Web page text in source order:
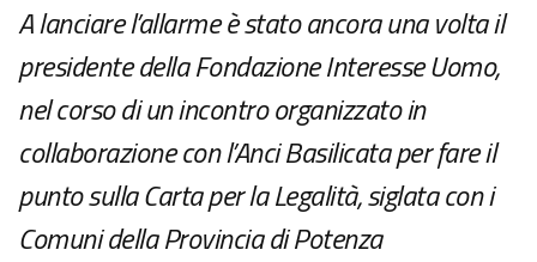
A lanciare l’allarme è stato ancora una volta il
presidente della Fondazione Interesse Uomo,
nel corso di un incontro organizzato in
collaborazione con l’Anci Basilicata per fare il
punto sulla Carta per la Legalità, siglata con i
Comuni della Provincia di Potenza